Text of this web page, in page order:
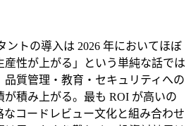
ントの導入は 2026 年においてほぼ
性が上がる」という単純な話では
品質管理・教育・セキュリティへの
積み上がる。最も ROI が高いの
なコードレビュー文化と組み合わせ